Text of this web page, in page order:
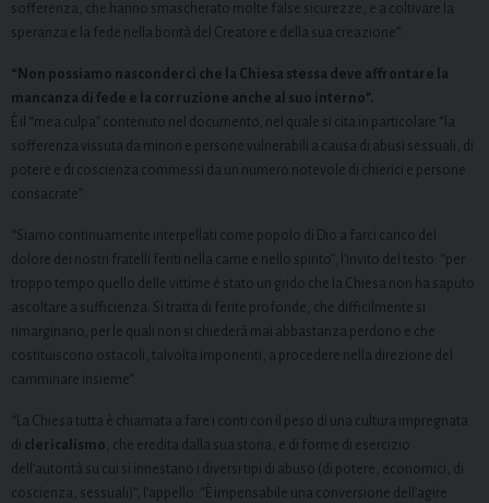
sofferenza, che hanno smascherato molte false sicurezze, e a coltivare la
speranza e la fede nella bontà del Creatore e della sua creazione”.
“Non possiamo nasconderci che la Chiesa stessa deve affrontare la
mancanza di fede e la corruzione anche al suo interno”.
È il “mea culpa” contenuto nel documento, nel quale si cita in particolare “la
sofferenza vissuta da minori e persone vulnerabili a causa di abusi sessuali, di
potere e di coscienza commessi da un numero notevole di chierici e persone
consacrate”.
“Siamo continuamente interpellati come popolo di Dio a farci carico del
dolore dei nostri fratelli feriti nella carne e nello spirito”, l’invito del testo: “per
troppo tempo quello delle vittime è stato un grido che la Chiesa non ha saputo
ascoltare a sufficienza. Si tratta di ferite profonde, che difficilmente si
rimarginano, per le quali non si chiederà mai abbastanza perdono e che
costituiscono ostacoli, talvolta imponenti, a procedere nella direzione del
camminare insieme”.
“La Chiesa tutta è chiamata a fare i conti con il peso di una cultura impregnata
di clericalismo , che eredita dalla sua storia, e di forme di esercizio
dell’autorità su cui si innestano i diversi tipi di abuso (di potere, economici, di
coscienza, sessuali)”, l’appello: “È impensabile una conversione dell’agire